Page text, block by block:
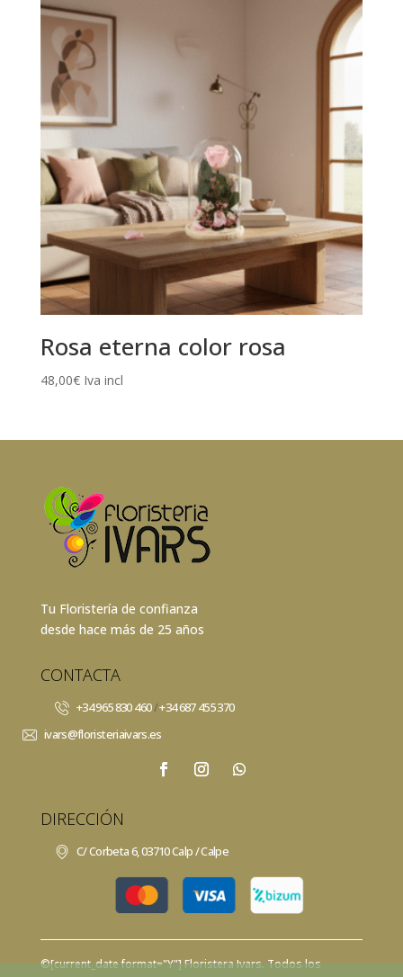
Rosa eterna color rosa
48,00€ Iva incl
Tu Floristería de confianza
desde hace más de 25 años
CONTACTA
+34 965 830 460/+34 687 455 370
ivars@floristeriaivars.es
DIRECCIÓN
C/ Corbeta 6, 03710 Calp / Calpe
©[current_date format="Y"] Floristera Ivars. Todos los